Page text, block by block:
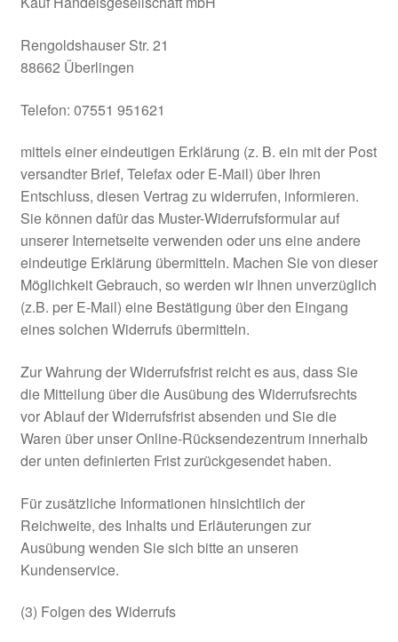
Rengoldshauser Str. 21
88662 Überlingen
Telefon: 07551 951621
mittels einer eindeutigen Erklärung (z. B. ein mit der Post
versandter Brief, Telefax oder E-Mail) über Ihren
Entschluss, diesen Vertrag zu widerrufen, informieren.
Sie können dafür das Muster-Widerrufsformular auf
unserer Internetseite verwenden oder uns eine andere
eindeutige Erklärung übermitteln. Machen Sie von dieser
Möglichkeit Gebrauch, so werden wir Ihnen unverzüglich
(z.B. per E-Mail) eine Bestätigung über den Eingang
eines solchen Widerrufs übermitteln.
Zur Wahrung der Widerrufsfrist reicht es aus, dass Sie
die Mitteilung über die Ausübung des Widerrufsrechts
vor Ablauf der Widerrufsfrist absenden und Sie die
Waren über unser Online-Rücksendezentrum innerhalb
der unten definierten Frist zurückgesendet haben.
Für zusätzliche Informationen hinsichtlich der
Reichweite, des Inhalts und Erläuterungen zur
Ausübung wenden Sie sich bitte an unseren
Kundenservice.
(3) Folgen des Widerrufs